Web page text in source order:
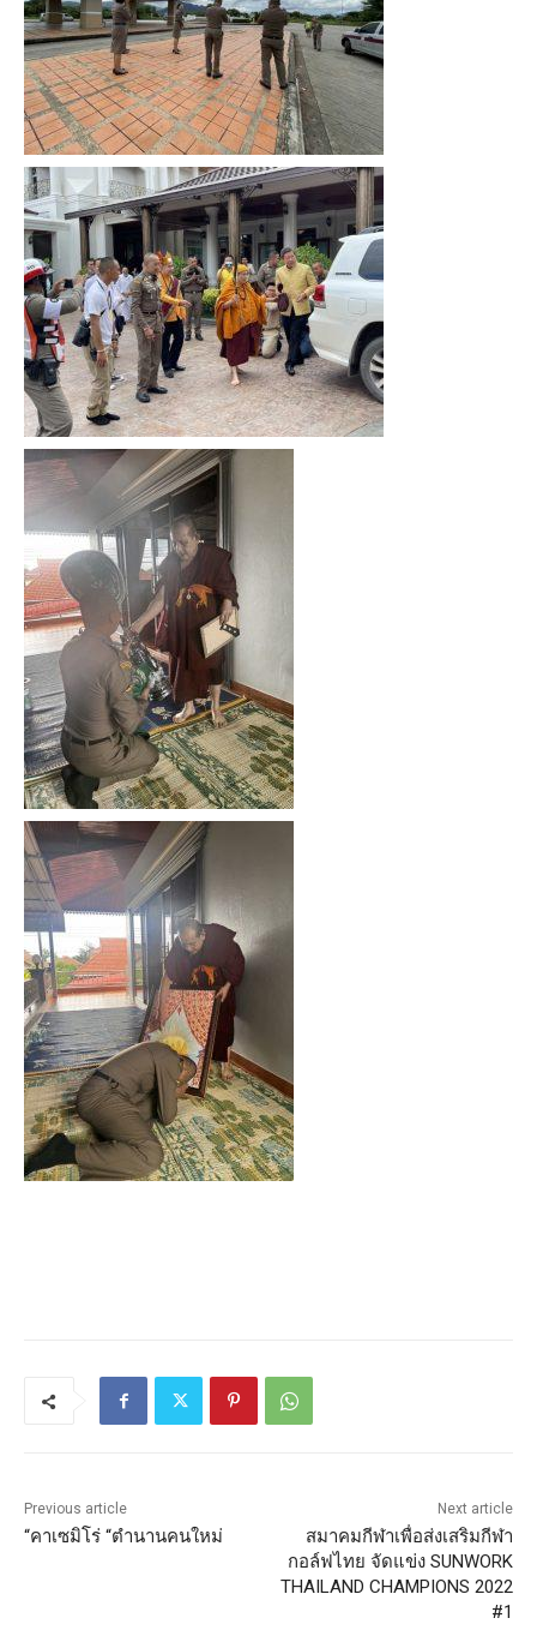
Previous article
“คาเซมิโร่ “ตำนานคนใหม่
Next article
สมาคมกีฬาเพื่อส่งเสริมกีฬา
กอล์ฟไทย จัดแข่ง SUNWORK
THAILAND CHAMPIONS 2022
#1